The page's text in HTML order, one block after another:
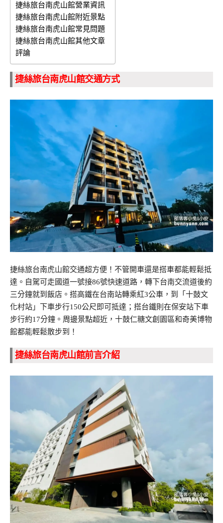
捷絲旅台南虎山館營業資訊
捷絲旅台南虎山館附近景點
捷絲旅台南虎山館常見問題
捷絲旅台南虎山館其他文章
評論
捷絲旅台南虎山館交通方式
捷絲旅台南虎山館交通超方便！不管開車還是搭車都能輕鬆抵
達。自駕可走國道一號接86號快速道路，轉下台南交流道後約
三分鐘就到飯店。搭高鐵在台南站轉乘紅3公車，到「十鼓文
化村站」下車步行150公尺即可抵達；搭台鐵則在保安站下車
步行約17分鐘。周邊景點超近，十鼓仁糖文創園區和奇美博物
館都能輕鬆散步到！
捷絲旅台南虎山館前言介紹